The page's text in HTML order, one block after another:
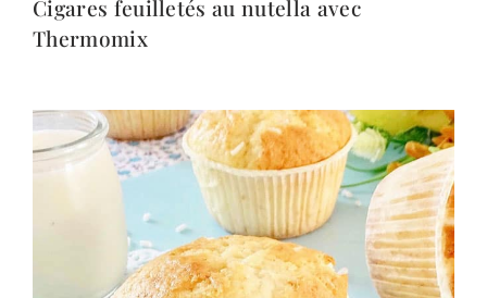
Cigares feuilletés au nutella avec
Thermomix